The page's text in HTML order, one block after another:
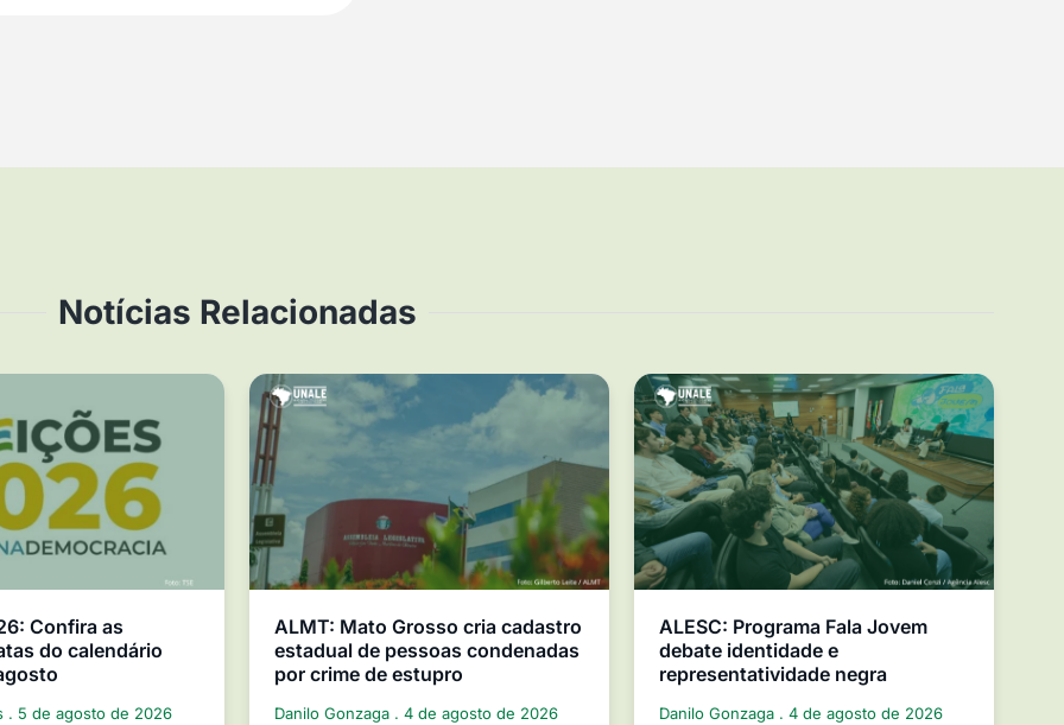
Notícias Relacionadas
Confira as
do calendário
5 de agosto de 2026
ALMT: Mato Grosso cria cadastro
estadual de pessoas condenadas
por crime de estupro
Danilo Gonzaga 4 de agosto de 2026
ALESC: Programa Fala Jovem
debate identidade e
representatividade negra
Danilo Gonzaga 4 de agosto de 2026